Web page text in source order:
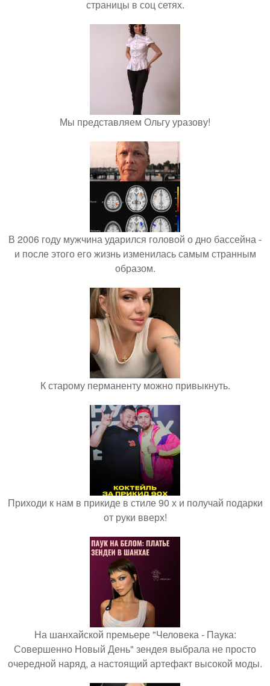
страницы в соц сетях.
Мы представляем Ольгу уразову!
В 2006 году мужчина ударился головой о дно бассейна -
и после этого его жизнь изменилась самым странным
образом.
К старому перманенту можно привыкнуть.
Приходи к нам в прикиде в стиле 90 х и получай подарки
от руки вверх!
На шанхайской премьере "Человека - Паука:
Совершенно Новый День" зендея выбрала не просто
очередной наряд, а настоящий артефакт высокой моды.